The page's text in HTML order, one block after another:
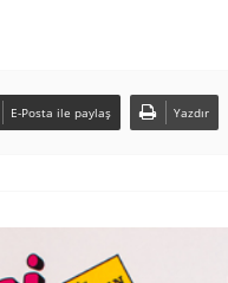
E-Posta ile paylaş Yazdır